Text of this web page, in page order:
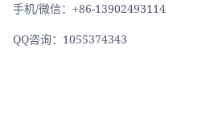
手机/微信：+86-13902493114
QQ咨询：1055374343